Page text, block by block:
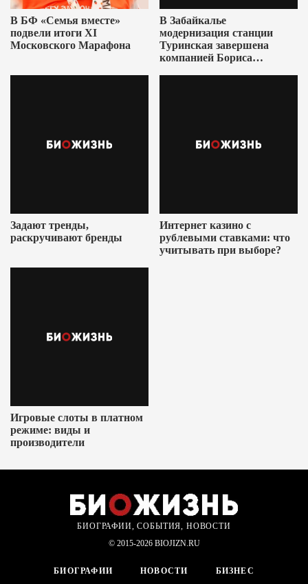
В БФ «Семья вместе»
подвели итоги XI
Московского Марафона
В Забайкалье
модернизация станции
Туринская завершена
компанией Бориса
Задают тренды,
раскручивают бренды
Интернет казино с
рублевыми ставками: что
учитывать при выборе?
Игровые слоты в платном
режиме: виды и
производители
БИОГРАФИИ, СОБЫТИЯ, НОВОСТИ
© 2015-2026 BIOJIZN.RU
БИОГРАФИИ НОВОСТИ БИЗНЕС